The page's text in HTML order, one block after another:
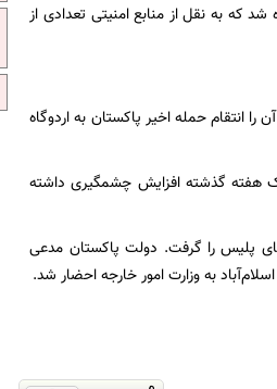
که به نقل از منابع امنیتی تعدادی از
انتقام حمله اخیر پاکستان به اردوگاه
هفته گذشته افزایش چشمگیری داشته
در یک پاسگاه پلیس در شهر بنو، جان دست کم ۱۵ نفر از نیروهای پلیس را گرفت. دولت پاکستان مدعی
به وزارت امور خارجه احضار شد.